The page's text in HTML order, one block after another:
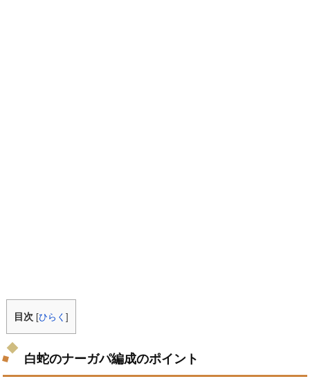
目次 [ひらく]
白蛇のナーガパ編成のポイント